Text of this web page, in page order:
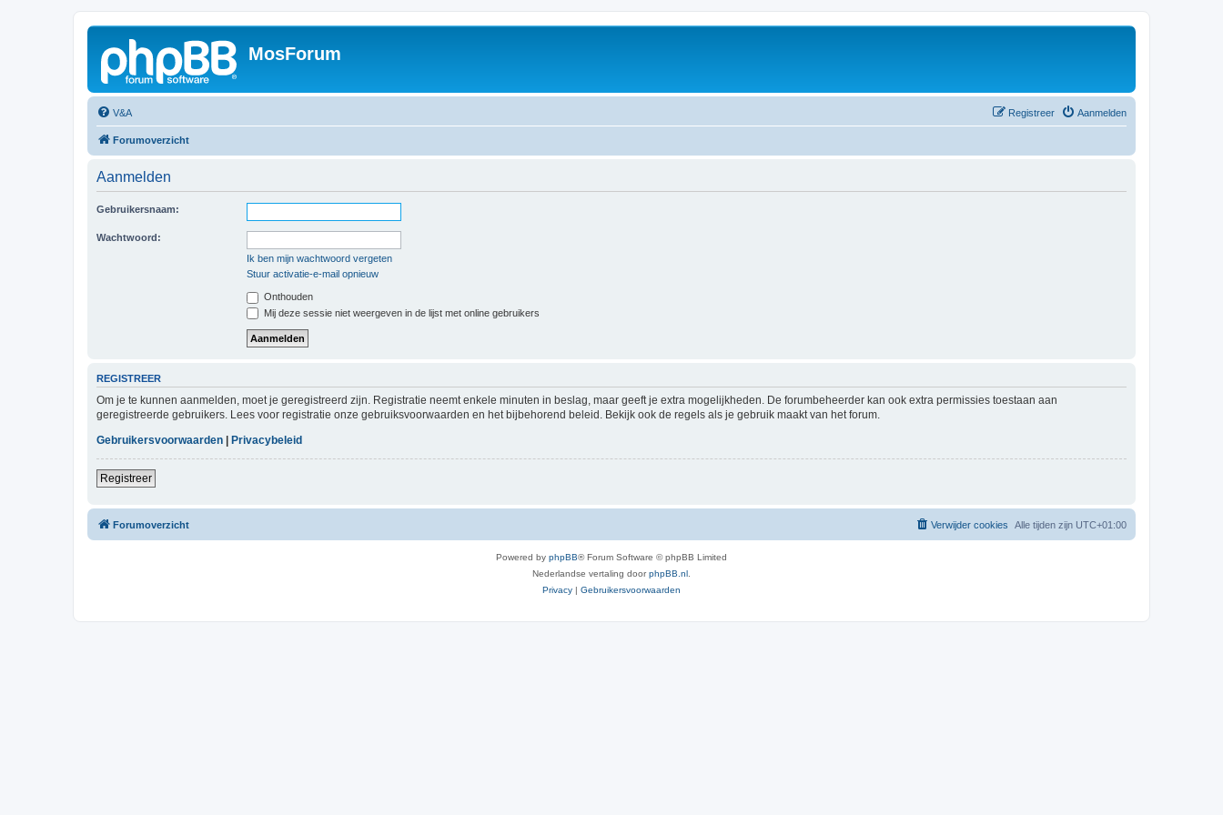
MosForum
V&A Aanmelden
Registreer
Forumoverzicht
Aanmelden
Gebruikersnaam:
Wachtwoord:
Ik ben mijn wachtwoord vergeten
Stuur activatie-e-mail opnieuw
Onthouden
Mij deze sessie niet weergeven in de lijst met online gebruikers
REGISTREER
Om je te kunnen aanmelden, moet je geregistreerd zijn. Registratie neemt enkele minuten in beslag, maar geeft je extra mogelijkheden. De forumbeheerder kan ook extra permissies toestaan aan
geregistreerde gebruikers. Lees voor registratie onze gebruiksvoorwaarden en het bijbehorend beleid. Bekijk ook de regels als je gebruik maakt van het forum.
Gebruikersvoorwaarden | Privacybeleid
Registreer
Forumoverzicht Alle tijden zijn UTC+01:00
Verwijder cookies
Powered by phpBB® Forum Software © phpBB Limited
Nederlandse vertaling doorphpBB.nl
Privacy | Gebruikersvoorwaarden